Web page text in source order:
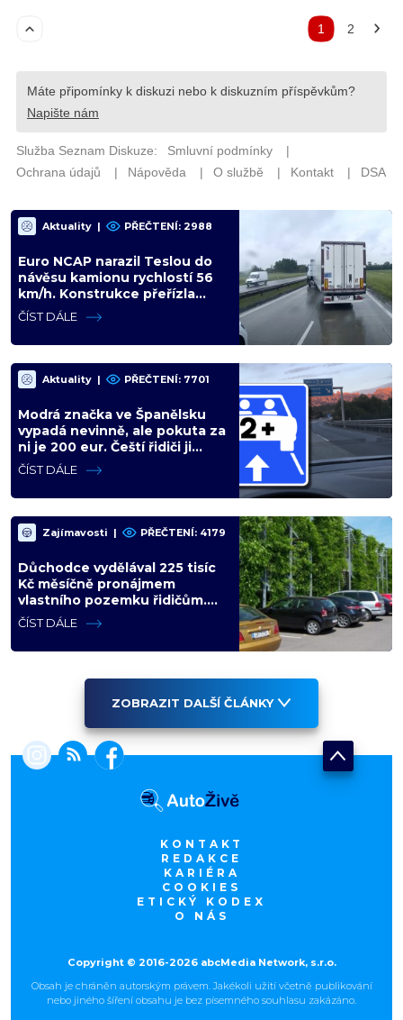
Aktuality | PŘEČTENÍ: 2988
Euro NCAP narazil Teslou do
návěsu kamionu rychlostí 56
km/h. Konstrukce přeřízla
kabinu, figurína neměla šanci
ČÍST DÁLE
Aktuality | PŘEČTENÍ: 7701
Modrá značka ve Španělsku
vypadá nevinně, ale pokuta za
ni je 200 eur. Čeští řidiči ji
zaměňují za informační ceduli
ČÍST DÁLE
Zajímavosti | PŘEČTENÍ: 4179
Důchodce vydělával 225 tisíc
Kč měsíčně pronájmem
vlastního pozemku řidičům.
Teď ho kvůli tomu čeká soud
ČÍST DÁLE
ZOBRAZIT DALŠÍ ČLÁNKY
KONTAKT
REDAKCE
KARIÉRA
COOKIES
ETICKÝ KODEX
O NÁS
Copyright © 2016-2026 abcMedia Network, s.r.o.
Obsah je chráněn autorským právem. Jakékoli užití včetně publikování
nebo jiného šíření obsahu je bez písemného souhlasu zakázáno.